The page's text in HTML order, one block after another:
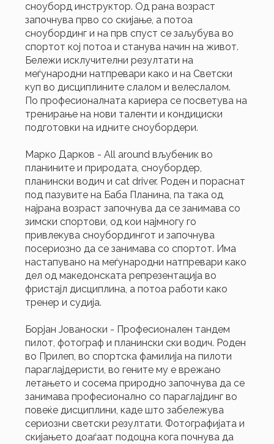
сноуборд инструктор. Од рана возраст
започнува прво со скијање, а потоа
сноубординг и на прв спуст се заљубува во
спортот кој потоа и станува начин на живот.
Бележи исклучителни резултати на
меѓународни натпревари како и на Светски
куп во дисциплините слалом и велеслалом.
По професионалната кариера се посветува на
тренирање на нови таленти и кондициски
подготовки на идните сноубордери.
Марко Дарков - All around вљубеник во
планините и природата, сноубордер,
планински водич и cat driver. Роден и пораснат
под пазувите на Баба Планина, па така од
најрана возраст започнува да се занимава со
зимски спортови, од кои најмногу го
привлекува сноубордингот и започнува
посериозно да се занимава со спортот. Има
настапувано на меѓународни натпревари како
дел од македонската репрезентација во
фристајл дисциплина, а потоа работи како
тренер и судија.
Борјан Јованоски - Професионален тандем
пилот, фотограф и планински ски водич. Роден
во Прилеп, во спортска фамилија на пилоти
параглајдеристи, во гените му е врежано
летањето и сосема природно започнува да се
занимава професионално со параглајдинг во
повеќе дисциплини, каде што забележува
сериозни светски резултати. Фотографијата и
скијањето доаѓаат подоцна кога почнува да